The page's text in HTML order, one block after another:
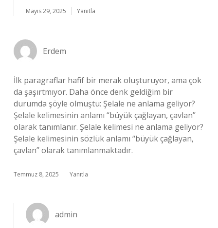
Mayıs 29, 2025 Yanıtla
Erdem
İlk paragraflar hafif bir merak oluşturuyor, ama çok
da şaşırtmıyor. Daha önce denk geldiğim bir
durumda şöyle olmuştu: Şelale ne anlama geliyor?
Şelale kelimesinin anlamı “büyük çağlayan, çavlan”
olarak tanımlanır. Şelale kelimesi ne anlama geliyor?
Şelale kelimesinin sözlük anlamı “büyük çağlayan,
çavlan” olarak tanımlanmaktadır.
Temmuz 8, 2025 Yanıtla
admin